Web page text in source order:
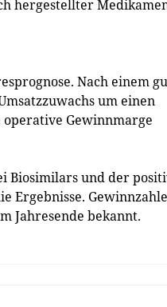
hergestellter
Nach einem
um einen
Gewinnmarge
Biosimilars und der
Ergebnisse.
Jahresende bekannt.